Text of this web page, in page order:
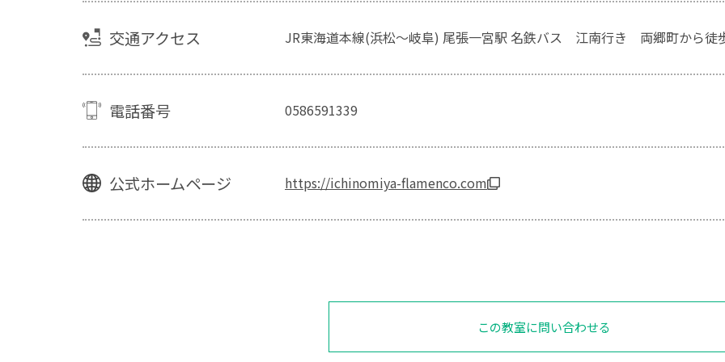
交通アクセス JR東海道本線(浜松～岐阜) 尾張一宮駅 名鉄バス 江南行き 両郷町から徒
電話番号 0586591339
公式ホームページ https://ichinomiya-flamenco.com
この教室に問い合わせる